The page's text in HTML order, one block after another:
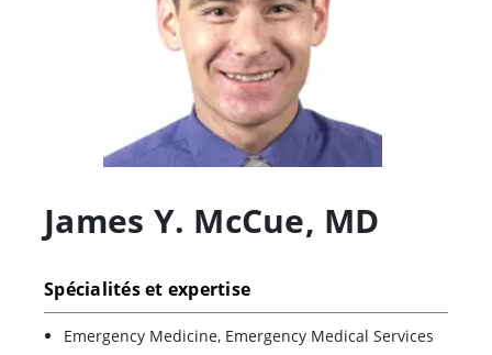
James Y. McCue, MD
Spécialités et expertise
Emergency Medicine, Emergency Medical Services